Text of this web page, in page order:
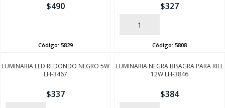
$490
Código: 5829
$327
AÑADIR
Código: 5808
LUMINARIA LED REDONDO NEGRO 5W
LH-3467
$337
LUMINARIA NEGRA BISAGRA PARA RIEL
12W LH-3846
$384
SEGUÍ COMPRANDO